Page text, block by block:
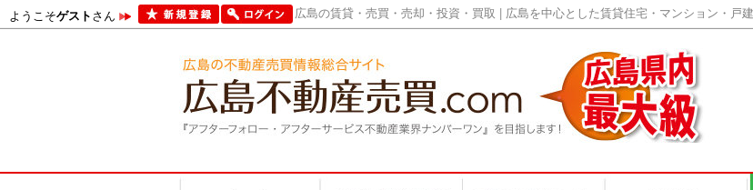
ようこそゲストさん 広島の賃貸・売買・売却・投資・買取 | 広島を中心とした賃貸住宅・マンション・戸